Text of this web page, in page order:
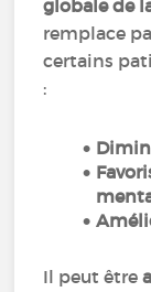
globale de
remplace
certains
:
Il peut être